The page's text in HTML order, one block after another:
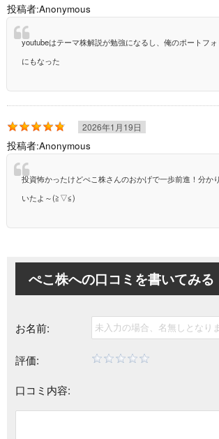
投稿者:Anonymous
youtubeはテーマ株解説が勉強になるし、俺のポートフ
にもなった
2026年1月19日
投稿者:Anonymous
投資怖かったけどぺこ株さんのおかげで一歩前進！分か
いたよ～(≧▽≦)
ぺこ株への口コミを書いてみる
お名前:
評価:
口コミ内容: